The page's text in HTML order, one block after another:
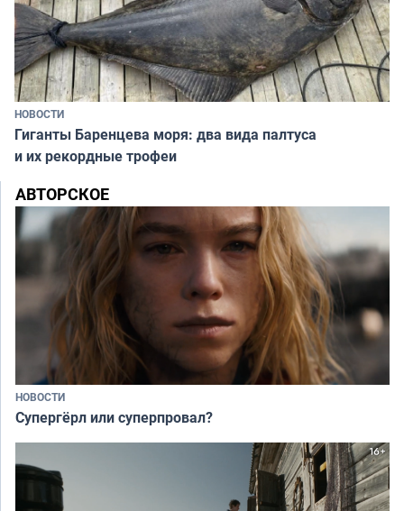
НОВОСТИ
Гиганты Баренцева моря: два вида палтуса
и их рекордные трофеи
АВТОРСКОЕ
НОВОСТИ
Супергёрл или суперпровал?